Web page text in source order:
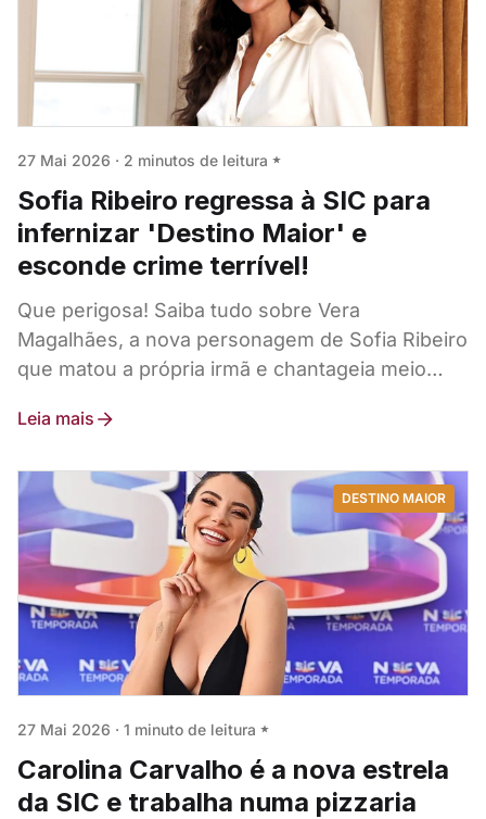
27 Mai 2026 · 2 minutos de leitura
Sofia Ribeiro regressa à SIC para
infernizar 'Destino Maior' e
esconde crime terrível!
Que perigosa! Saiba tudo sobre Vera
Magalhães, a nova personagem de Sofia Ribeiro
que matou a própria irmã e chantageia meio
Leia mais
DESTINO MAIOR
27 Mai 2026 · 1 minuto de leitura
Carolina Carvalho é a nova estrela
da SIC e trabalha numa pizzaria